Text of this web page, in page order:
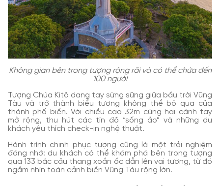
Không gian bên trong tượng rộng rãi và có thể chứa đến
100 người
Tượng Chúa Kitô dang tay sừng sững giữa bầu trời Vũng
Tàu và trở thành biểu tượng không thể bỏ qua của
thành phố biển. Với chiều cao 32m cùng hai cánh tay
mở rộng, thu hút các tín đồ “sống ảo” và những du
khách yêu thích check-in nghệ thuật.
Hành trình chinh phục tượng cũng là một trải nghiệm
đáng nhớ: du khách có thể khám phá bên trong tượng
qua 133 bậc cầu thang xoắn ốc dẫn lên vai tượng, từ đó
ngắm nhìn toàn cảnh biển Vũng Tàu rộng lớn.